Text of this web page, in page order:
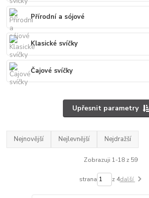
Přírodní a sójové
Klasické svíčky
Čajové svíčky
Upřesnit parametry
Nejnovější Nejlevnější Nejdražší
Zobrazuji 1-18 z 59
strana z 4další